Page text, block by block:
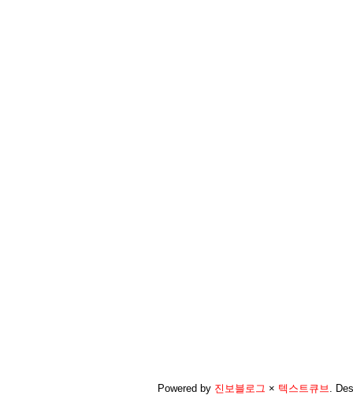
Powered by 진보블로그 × 텍스트큐브